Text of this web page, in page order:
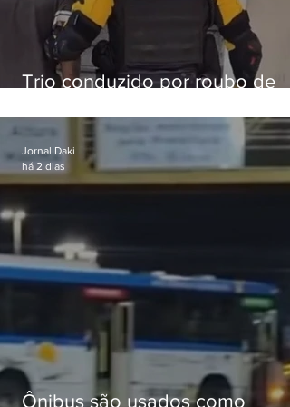
Trio conduzido por roubo de
passagens
Ônibus são usados como
Jornal Daki
há 2 dias